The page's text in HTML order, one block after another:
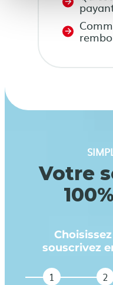
Votre
souscrivez
1 2